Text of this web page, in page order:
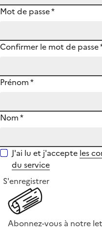
Mot de passe*
Confirmer le mot de passe
Prénom*
Nom*
J'ai lu et j'accepte les
du service
S'enregistrer
Abonnez-vous à notre